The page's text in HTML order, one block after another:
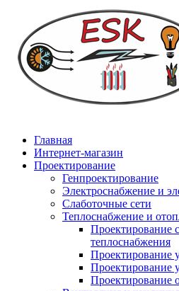
Главная
Интернет-магазин
Проектирование
Генпроектирование
Электроснабжение и
Слаботочные сети
Теплоснабжение и
Проектирование
теплоснабжения
Проектирование
Проектирование
Проектирование